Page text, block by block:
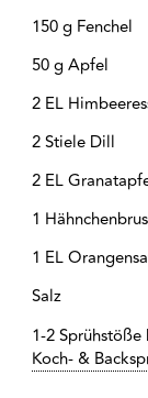
150 g Fenchel
50 g Apfel
2 EL
2 Stiele Dill
2 EL
1
1 EL
Salz
1-2
Koch- &